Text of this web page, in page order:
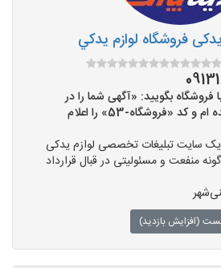
فروشگاه لوازم يدکي
بگویید: «آگهی شما را در
سایت یدک بیست دیده ام و کد «فروشگاه-53» را اعلام
سایت تبلیغات تخصصی لوازم یدکی
منفعت و مسئولیتی در قبال قرارداد
(افزایش بازدید)